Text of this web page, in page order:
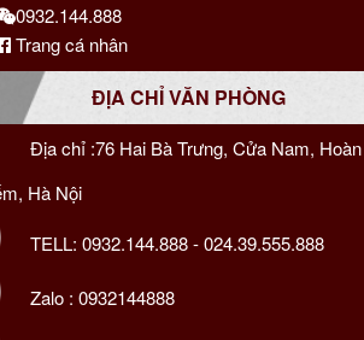
0932.144.888
Trang cá nhân
ĐỊA CHỈ VĂN PHÒNG
Địa chỉ :76 Hai Bà Trưng, Cửa Nam, Hoàn
Hà Nội
TELL: 0932.144.888-024.39.555.888
Zalo : 0932144888